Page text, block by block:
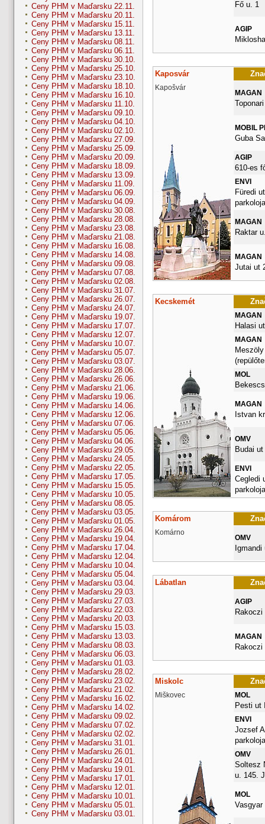
Ceny PHM v Maďarsku 22.11.
Ceny PHM v Maďarsku 20.11.
Ceny PHM v Maďarsku 15.11.
Ceny PHM v Maďarsku 13.11.
Ceny PHM v Maďarsku 08.11.
Ceny PHM v Maďarsku 06.11.
Ceny PHM v Maďarsku 30.10.
Ceny PHM v Maďarsku 25.10.
Ceny PHM v Maďarsku 23.10.
Ceny PHM v Maďarsku 18.10.
Ceny PHM v Maďarsku 16.10.
Ceny PHM v Maďarsku 11.10.
Ceny PHM v Maďarsku 09.10.
Ceny PHM v Maďarsku 04.10.
Ceny PHM v Maďarsku 02.10.
Ceny PHM v Maďarsku 27.09.
Ceny PHM v Maďarsku 25.09.
Ceny PHM v Maďarsku 20.09.
Ceny PHM v Maďarsku 18.09.
Ceny PHM v Maďarsku 13.09.
Ceny PHM v Maďarsku 11.09.
Ceny PHM v Maďarsku 06.09.
Ceny PHM v Maďarsku 04.09.
Ceny PHM v Maďarsku 30.08.
Ceny PHM v Maďarsku 28.08.
Ceny PHM v Maďarsku 23.08.
Ceny PHM v Maďarsku 21.08.
Ceny PHM v Maďarsku 16.08.
Ceny PHM v Maďarsku 14.08.
Ceny PHM v Maďarsku 09.08.
Ceny PHM v Maďarsku 07.08.
Ceny PHM v Maďarsku 02.08.
Ceny PHM v Maďarsku 31.07.
Ceny PHM v Maďarsku 26.07.
Ceny PHM v Maďarsku 24.07.
Ceny PHM v Maďarsku 19.07.
Ceny PHM v Maďarsku 17.07.
Ceny PHM v Maďarsku 12.07.
Ceny PHM v Maďarsku 10.07.
Ceny PHM v Maďarsku 05.07.
Ceny PHM v Maďarsku 03.07.
Ceny PHM v Maďarsku 28.06.
Ceny PHM v Maďarsku 26.06.
Ceny PHM v Maďarsku 21.06.
Ceny PHM v Maďarsku 19.06.
Ceny PHM v Maďarsku 14.06.
Ceny PHM v Maďarsku 12.06.
Ceny PHM v Maďarsku 07.06.
Ceny PHM v Maďarsku 05.06.
Ceny PHM v Maďarsku 04.06.
Ceny PHM v Maďarsku 29.05.
Ceny PHM v Maďarsku 24.05.
Ceny PHM v Maďarsku 22.05.
Ceny PHM v Maďarsku 17.05.
Ceny PHM v Maďarsku 15.05.
Ceny PHM v Maďarsku 10.05.
Ceny PHM v Maďarsku 08.05.
Ceny PHM v Maďarsku 03.05.
Ceny PHM v Maďarsku 01.05.
Ceny PHM v Maďarsku 26.04.
Ceny PHM v Maďarsku 19.04.
Ceny PHM v Maďarsku 17.04.
Ceny PHM v Maďarsku 12.04.
Ceny PHM v Maďarsku 10.04.
Ceny PHM v Maďarsku 05.04.
Ceny PHM v Maďarsku 03.04.
Ceny PHM v Maďarsku 29.03.
Ceny PHM v Maďarsku 27.03.
Ceny PHM v Maďarsku 22.03.
Ceny PHM v Maďarsku 20.03.
Ceny PHM v Maďarsku 15.03.
Ceny PHM v Maďarsku 13.03.
Ceny PHM v Maďarsku 08.03.
Ceny PHM v Maďarsku 06.03.
Ceny PHM v Maďarsku 01.03.
Ceny PHM v Maďarsku 28.02.
Ceny PHM v Maďarsku 23.02.
Ceny PHM v Maďarsku 21.02.
Ceny PHM v Maďarsku 16.02.
Ceny PHM v Maďarsku 14.02.
Ceny PHM v Maďarsku 09.02.
Ceny PHM v Maďarsku 07.02.
Ceny PHM v Maďarsku 02.02.
Ceny PHM v Maďarsku 31.01.
Ceny PHM v Maďarsku 26.01.
Ceny PHM v Maďarsku 24.01.
Ceny PHM v Maďarsku 19.01.
Ceny PHM v Maďarsku 17.01.
Ceny PHM v Maďarsku 12.01.
Ceny PHM v Maďarsku 10.01.
Ceny PHM v Maďarsku 05.01.
Ceny PHM v Maďarsku 03.01.
Fő u. 1
AGIP
Kaposvár
Kapošvár
MAGAN
MOBIL
Guba
AGIP
610-es
ENVI
Füredi
MAGAN
Raktar
MAGAN
Jutai ut
Kecskemét
MAGAN
Halasi
MAGAN
MOL
MAGAN
Istvan
OMV
Budai ut
ENVI
Cegledi
Komárom
Komárno
OMV
Igmandi
Lábatlan
AGIP
Rakoczi
MAGAN
Rakoczi
Miskolc
Miškovec MOL
Pesti ut
ENVI
Jozsef
OMV
Soltesz
u. 145.
MOL
Vasgyar